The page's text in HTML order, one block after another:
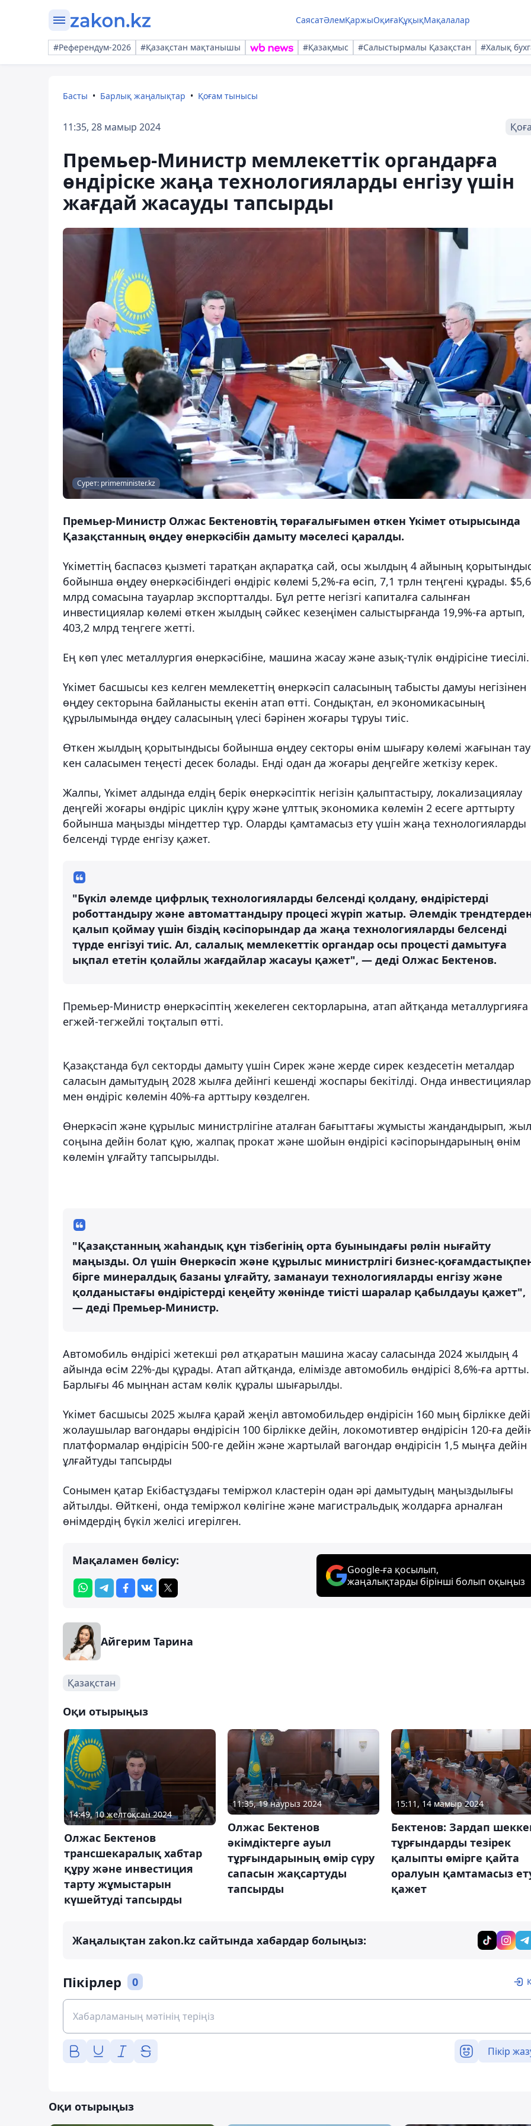
СаясатӘлемҚаржыОқиғаҚұқықМақалалар
#Референдум-2026 #Қазақстан мақтанышы #Қазақмыс #Салыстырмалы Қазақстан #Халық
Басты Барлық жаңалықтар Қоғам тынысы
11:35, 28 мамыр 2024
Премьер-Министр мемлекеттік органдарға
өндіріске жаңа технологияларды енгізу үшін
жағдай жасауды тапсырды
Сурет: primeminister.kz
Премьер-Министр Олжас Бектеновтің төрағалығымен өткен Үкімет отырысында
Қазақстанның өңдеу өнеркәсібін дамыту мәселесі қаралды.
Үкіметтің баспасөз қызметі таратқан ақпаратқа сай, осы жылдың 4 айының
бойынша өңдеу өнеркәсібіндегі өндіріс көлемі 5,2%-ға өсіп, 7,1 трлн теңгені құрады. $5,6
млрд сомасына тауарлар экспортталды. Бұл ретте негізгі капиталға салынған
инвестициялар көлемі өткен жылдың сәйкес кезеңімен салыстырғанда 19,9%-ға артып,
403,2 млрд теңгеге жетті.
Ең көп үлес металлургия өнеркәсібіне, машина жасау және азық-түлік өндірісіне тиесілі.
Үкімет басшысы кез келген мемлекеттің өнеркәсіп саласының табысты дамуы негізінен
өңдеу секторына байланысты екенін атап өтті. Сондықтан, ел экономикасының
құрылымында өңдеу саласының үлесі бәрінен жоғары тұруы тиіс.
Өткен жылдың қорытындысы бойынша өңдеу секторы өнім шығару көлемі жағынан
кен саласымен теңесті десек болады. Енді одан да жоғары деңгейге жеткізу керек.
Жалпы, Үкімет алдында елдің берік өнеркәсіптік негізін қалыптастыру, локализациялау
деңгейі жоғары өндіріс циклін құру және ұлттық экономика көлемін 2 есеге арттырту
бойынша маңызды міндеттер тұр. Оларды қамтамасыз ету үшін жаңа технологияларды
белсенді түрде енгізу қажет.
"Бүкіл әлемде цифрлық технологияларды белсенді қолдану, өндірістерді
роботтандыру және автоматтандыру процесі жүріп жатыр. Әлемдік
қалып қоймау үшін біздің кәсіпорындар да жаңа технологияларды белсенді
түрде енгізуі тиіс. Ал, салалық мемлекеттік органдар осы процесті дамытуға
ықпал ететін қолайлы жағдайлар жасауы қажет", — деді Олжас Бектенов.
Премьер-Министр өнеркәсіптің жекелеген секторларына, атап айтқанда металлургияға
егжей-тегжейлі тоқталып өтті.
Қазақстанда бұл секторды дамыту үшін Сирек және жерде сирек кездесетін металдар
саласын дамытудың 2028 жылға дейінгі кешенді жоспары бекітілді. Онда инвестициялар
мен өндіріс көлемін 40%-ға арттыру көзделген.
Өнеркәсіп және құрылыс министрлігіне аталған бағыттағы жұмысты жандандырып, жыл
соңына дейін болат құю, жалпақ прокат және шойын өндірісі кәсіпорындарының өнім
көлемін ұлғайту тапсырылды.
"Қазақстанның жаһандық құн тізбегінің орта буынындағы рөлін нығайту
маңызды. Ол үшін Өнеркәсіп және құрылыс министрлігі бизнес-
бірге минералдық базаны ұлғайту, заманауи технологияларды енгізу және
қолданыстағы өндірістерді кеңейту жөнінде тиісті шаралар қабылдауы қажет",
— деді Премьер-Министр.
Автомобиль өндірісі жетекші рөл атқаратын машина жасау саласында 2024 жылдың 4
айында өсім 22%-ды құрады. Атап айтқанда, елімізде автомобиль өндірісі 8,6%-ға артты.
Барлығы 46 мыңнан астам көлік құралы шығарылды.
Үкімет басшысы 2025 жылға қарай жеңіл автомобильдер өндірісін 160 мың бірлікке
жолаушылар вагондары өндірісін 100 бірлікке дейін, локомотивтер өндірісін 120-ға
платформалар өндірісін 500-ге дейін және жартылай вагондар өндірісін 1,5 мыңға дейін
ұлғайтуды тапсырды
Сонымен қатар Екібастұздағы теміржол кластерін одан әрі дамытудың маңыздылығы
айтылды. Өйткені, онда теміржол көлігіне және магистральдық жолдарға арналған
өнімдердің бүкіл желісі игерілген.
Мақаламен бөлісу:
Google-ға қосылып,
жаңалықтарды бірінші болып оқыңыз
Айгерим Тарина
Қазақстан
Оқи отырыңыз
14:49, 10 желтоқсан 2024
Олжас Бектенов
трансшекаралық хабтар
құру және инвестиция
тарту жұмыстарын
күшейтуді тапсырды
11:35, 19 наурыз 2024
Олжас Бектенов
әкімдіктерге ауыл
тұрғындарының өмір сүру
сапасын жақсартуды
тапсырды
15:11, 14 мамыр 2024
Бектенов: Зардап
тұрғындарды тезірек
қалыпты өмірге қайта
оралуын қамтамасыз
қажет
Жаңалықтан zakon.kz сайтында хабардар болыңыз:
Пікірлер 0
Пікір
Оқи отырыңыз